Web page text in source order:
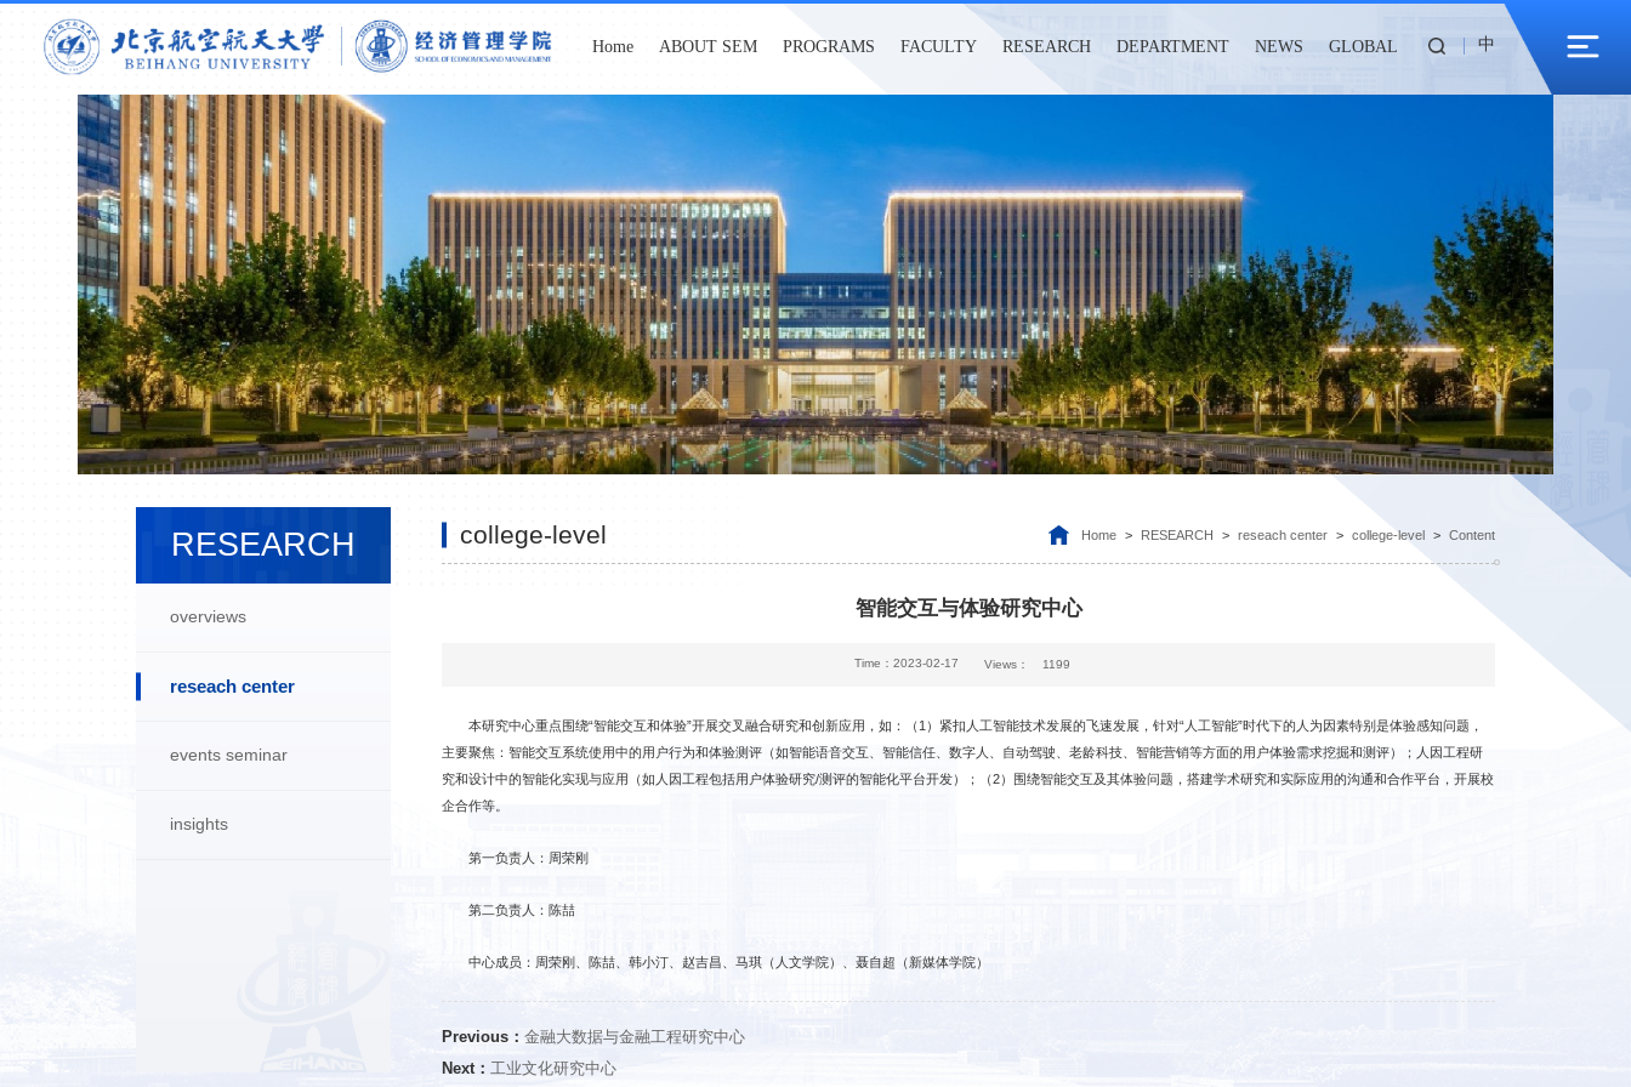
Home ABOUT SEM PROGRAMS FACULTY RESEARCH DEPARTMENT NEWS GLOBAL 中
RESEARCH
overviews
reseach center
events seminar
insights
college-level Home > RESEARCH > reseach center > college-level > Content
智能交互与体验研究中心
Time：2023-02-17 Views： 1199
本研究中心重点围绕“智能交互和体验”开展交叉融合研究和创新应用，如：（1）紧扣人工智能技术发展的飞速发展，针对“人工智能”时代下的人为因素特别是体验感知问题，
主要聚焦：智能交互系统使用中的用户行为和体验测评（如智能语音交互、智能信任、数字人、自动驾驶、老龄科技、智能营销等方面的用户体验需求挖掘和测评）；人因工程研
究和设计中的智能化实现与应用（如人因工程包括用户体验研究/测评的智能化平台开发）；（2）围绕智能交互及其体验问题，搭建学术研究和实际应用的沟通和合作平台，开展校
企合作等。
第一负责人：周荣刚
第二负责人：陈喆
中心成员：周荣刚、陈喆、韩小汀、赵吉昌、马琪（人文学院）、聂自超（新媒体学院）
Previous： 金融大数据与金融工程研究中心
Next： 工业文化研究中心